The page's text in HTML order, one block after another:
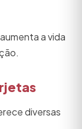
a vida
diversas